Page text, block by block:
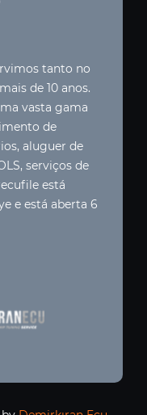
tanto no
de 10 anos.
vasta gama
de
aluguer de
serviços de
está
e está aberta 6